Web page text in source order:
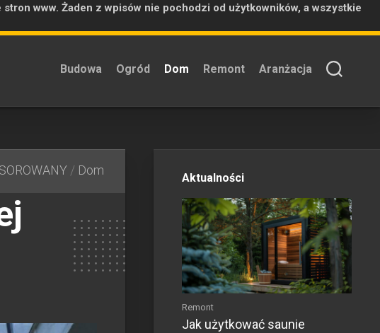
www. Żaden z wpisów nie pochodzi od użytkowników, a wszystkie
Budowa Ogród Dom Remont Aranżacja
/ Dom
Aktualności
Remont
Jak użytkować saunie